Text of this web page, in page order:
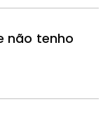
não tenho